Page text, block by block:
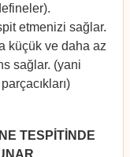
etmenizi sağlar.
küçük ve daha az
sağlar. (yani
TESPİTİNDE